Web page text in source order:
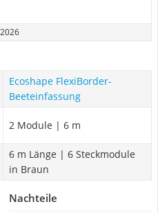
Ecoshape FlexiBorder-
Beeteinfassung
2 Module | 6 m
6 m Länge | 6 Steckmodule
in Braun
Nachteile